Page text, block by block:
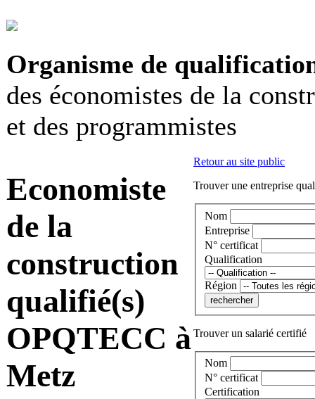
Organisme de
des économistes de la
et des programmistes
Economiste
de la
construction
qualifié(s)
OPQTECC à
Metz
Retour au site public
Trouver une entreprise
Nom
Entreprise
N° certificat
Qualification
Région
Trouver un salarié certifié
Nom
N° certificat
Certification